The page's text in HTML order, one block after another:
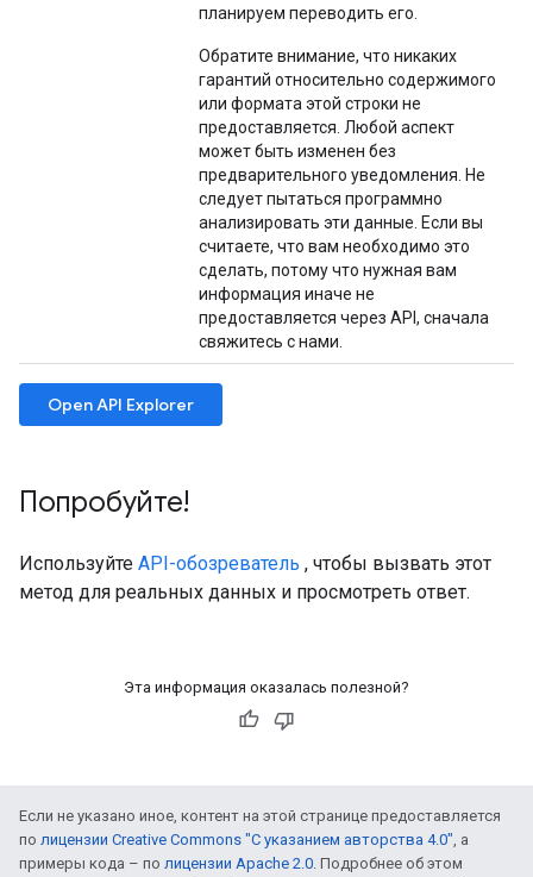
планируем переводить его.
Обратите внимание, что никаких
гарантий относительно содержимого
или формата этой строки не
предоставляется. Любой аспект
может быть изменен без
предварительного уведомления. Не
следует пытаться программно
анализировать эти данные. Если вы
считаете, что вам необходимо это
сделать, потому что нужная вам
информация иначе не
предоставляется через API, сначала
свяжитесь с нами.
Open API Explorer
Попробуйте!
Используйте API-обозреватель , чтобы вызвать этот
метод для реальных данных и просмотреть ответ.
Эта информация оказалась полезной?
Если не указано иное, контент на этой странице предоставляется
по лицензии Creative Commons "С указанием авторства 4.0", а
примеры кода – по лицензии Apache 2.0. Подробнее об этом